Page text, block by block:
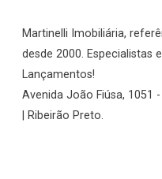
Martinelli Imobiliária,
desde 2000. Especialistas
Lançamentos!
Avenida João Fiúsa, 1051
| Ribeirão Preto.